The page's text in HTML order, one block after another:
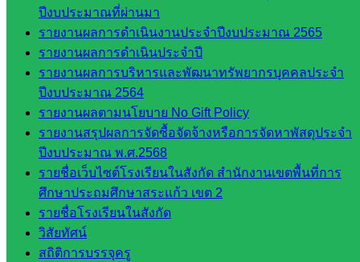
ปีงบประมาณที่ผ่านมา
รายงานผลการดำเนินงานประจำปีงบประมาณ 2565
รายงานผลการดำเนินประจำปี
รายงานผลการบริหารและพัฒนาทรัพยากรบุคคลประจำ
ปีงบประมาณ 2564
รายงานผลตามนโยบาย No Gift Policy
รายงานสรุปผลการจัดซื้อจัดจ้างหรือการจัดหาพัสดุประจำ
ปีงบประมาณ พ.ศ.2568
รายชื่อเว็บไซต์โรงเรียนในสังกัด สำนักงานเขตพื้นที่การ
ศึกษาประถมศึกษาสระแก้ว เขต 2
รายชื่อโรงเรียนในสังกัด
วิสัยทัศน์
สถิติการบรรจุครู
กลุ่
มอำนวย
การ
กลุ่ม
บริหาร
งานงาน
เงินและ
สินทรัพย์
กลุ่มน
โยบาย
และแผน
กลุ่มส่ง